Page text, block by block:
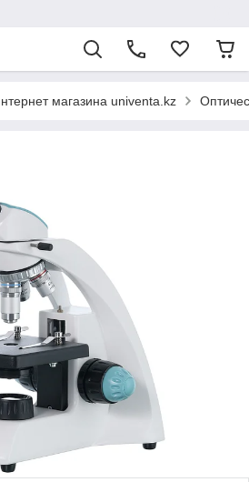
магазина univenta.kz